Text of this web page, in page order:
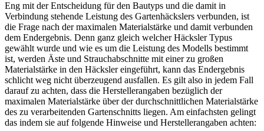
Eng mit der Entscheidung für den Bautyps und die damit in
Verbindung stehende Leistung des Gartenhäckslers verbunden, ist
die Frage nach der maximalen Materialstärke und damit verbunden
dem Endergebnis. Denn ganz gleich welcher Häcksler Typus
gewählt wurde und wie es um die Leistung des Modells bestimmt
ist, werden Äste und Strauchabschnitte mit einer zu großen
Materialstärke in den Häcksler eingeführt, kann das Endergebnis
schlicht weg nicht überzeugend ausfallen. Es gilt also in jedem Fall
darauf zu achten, dass die Herstellerangaben bezüglich der
maximalen Materialstärke über der durchschnittlichen Materialstärke
des zu verarbeitenden Gartenschnitts liegen. Am einfachsten gelingt
das indem sie auf folgende Hinweise und Herstellerangaben achten: